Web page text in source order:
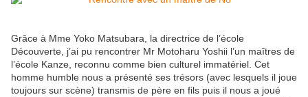
Grâce à Mme Yoko Matsubara, la directrice de l’école
Découverte, j’ai pu rencontrer Mr Motoharu Yoshii l’un maîtres de
l’école Kanze, reconnu comme bien culturel immatériel. Cet
homme humble nous a présenté ses trésors (avec lesquels il joue
toujours sur scène) transmis de père en fils puis il nous a joué